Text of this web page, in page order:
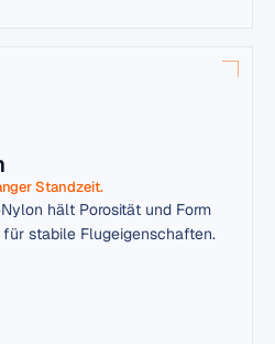
Standzeit.
hält Porosität und Form
stabile Flugeigenschaften.